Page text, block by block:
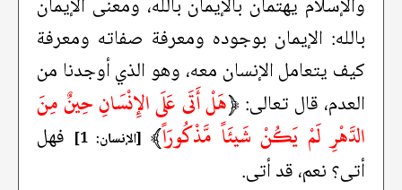
والإسلام يهتمان بالإيمان بالله، ومعنى الإيمان
بالله: الإيمان بوجوده ومعرفة صفاته ومعرفة
كيف يتعامل الإنسان معه، وهو الذي أوجدنا من
العدم، قال تعالى: ﴿هَلْ أَتَى عَلَى الإِنْسَانِ حِينٌ مِنَ
الدَّهْرِ لَمْ يَكُنْ شَيئَاً مَّذْكُورَاً﴾ [الإنسان: 1]
فهل
أتى؟ نعم، قد أتى.